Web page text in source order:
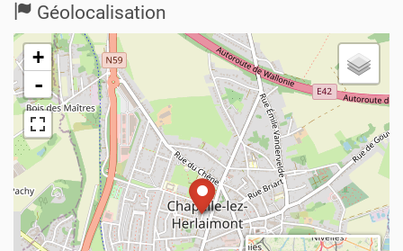
Géolocalisation
+
-